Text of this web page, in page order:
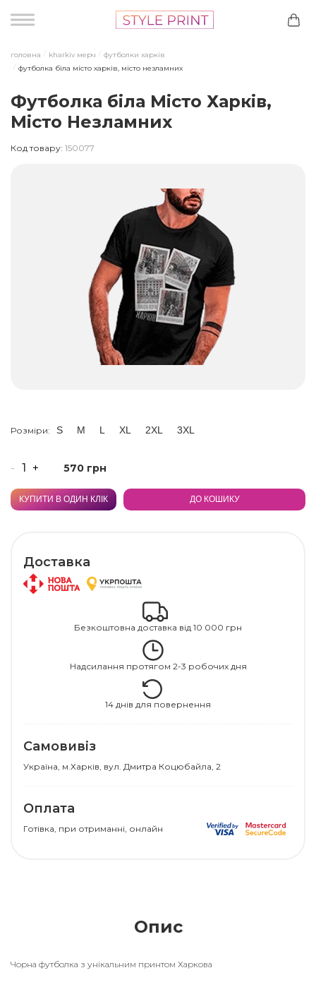
головна kharkiv мерч
футболки харків
футболка біла місто харків, місто незламних
Футболка біла Місто Харків,
Місто Незламних
Код товару: 150077
Розміри: S M L XL 2XL 3XL
- + 570 грн
КУПИТИ В ОДИН КЛІК ДО КОШИКУ
Доставка
Безкоштовна доставка від 10 000 грн
Надсилання протягом 2-3 робочих дня
14 днів для повернення
Самовивіз
Українa, м.Харків, вул. Дмитра Коцюбайла, 2
Оплата
Готівка, при отриманні, онлайн
Опис
Чорна футболка з унікальним принтом Харкова